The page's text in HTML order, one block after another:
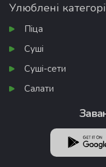
Улюблені
Піца
Суші
Суші-сети
Салати